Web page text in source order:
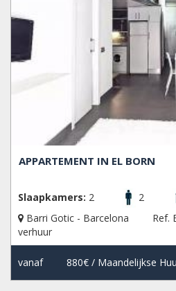
APPARTEMENT IN EL BORN
Slaapkamers: 2 2
Barri Gotic - Barcelona
Ref.
verhuur
vanaf 880€/ Maandelijkse